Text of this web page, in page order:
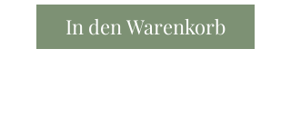
In den Warenkorb